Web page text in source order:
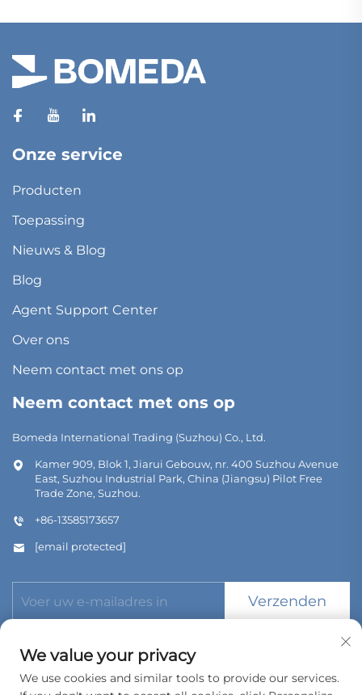
Onze service
Producten
Toepassing
Nieuws & Blog
Blog
Agent Support Center
Over ons
Neem contact met ons op
Neem contact met ons op
Bomeda International Trading (Suzhou) Co., Ltd.
Kamer 909, Blok 1, Jiarui Gebouw, nr. 400 Suzhou Avenue
East, Suzhou Industrial Park, China (Jiangsu) Pilot Free
Trade Zone, Suzhou.
+86-13585173657
[email protected]
Verzenden
We value your privacy
We use cookies and similar tools to provide our services.